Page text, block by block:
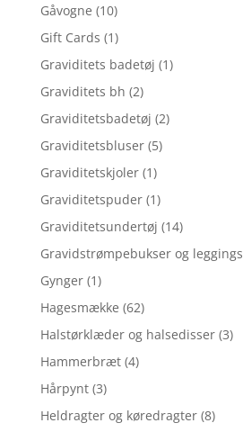
Gåvogne (10)
Gift Cards (1)
Graviditets badetøj (1)
Graviditets bh (2)
Graviditetsbadetøj (2)
Graviditetsbluser (5)
Graviditetskjoler (1)
Graviditetspuder (1)
Graviditetsundertøj (14)
Gravidstrømpebukser og leggings
Gynger (1)
Hagesmække (62)
Halstørklæder og halsedisser (3)
Hammerbræt (4)
Hårpynt (3)
Heldragter og køredragter (8)